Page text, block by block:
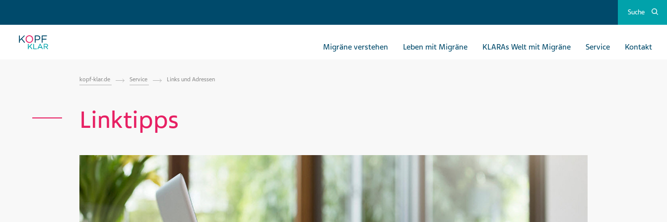
Suche
Migräne verstehen Leben mit Migräne KLARAs Welt mit Migräne Service Kontakt
kopf-klar.de Service Links und Adressen
Linktipps